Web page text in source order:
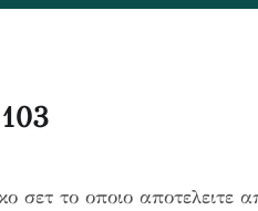
σετ το οποιο αποτελειτε